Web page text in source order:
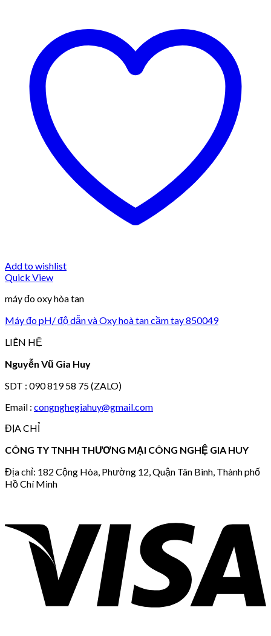
Add to wishlist
Quick View
máy đo oxy hòa tan
Máy đo pH/ độ dẫn và Oxy hoà tan cầm tay 850049
LIÊN HỆ
Nguyễn Vũ Gia Huy
SDT : 090 819 58 75 (ZALO)
Email : congnghegiahuy@gmail.com
ĐỊA CHỈ
CÔNG TY TNHH THƯƠNG MẠI CÔNG NGHỆ GIA HUY
Địa chỉ: 182 Cộng Hòa, Phường 12, Quận Tân Bình, Thành phố
Hồ Chí Minh